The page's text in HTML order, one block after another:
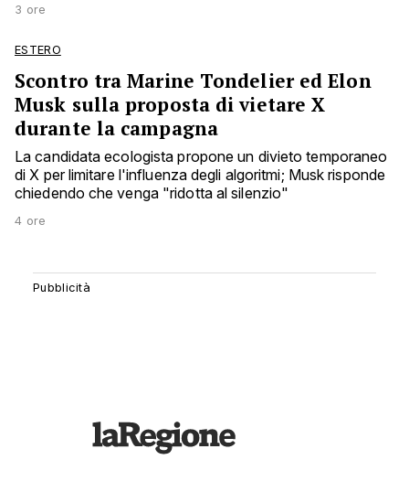
3 ore
ESTERO
Scontro tra Marine Tondelier ed Elon
Musk sulla proposta di vietare X
durante la campagna
La candidata ecologista propone un divieto temporaneo
di X per limitare l'influenza degli algoritmi; Musk risponde
chiedendo che venga "ridotta al silenzio"
4 ore